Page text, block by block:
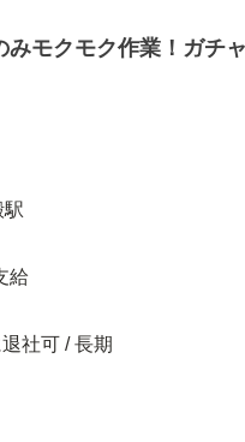
モクモク作業！ガチ
駅
給
社可 / 長期